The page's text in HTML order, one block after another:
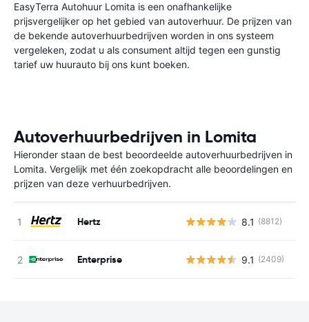
EasyTerra Autohuur Lomita is een onafhankelijke
prijsvergelijker op het gebied van autoverhuur. De prijzen van
de bekende autoverhuurbedrijven worden in ons systeem
vergeleken, zodat u als consument altijd tegen een gunstig
tarief uw huurauto bij ons kunt boeken.
Autoverhuurbedrijven in Lomita
Hieronder staan de best beoordeelde autoverhuurbedrijven in
Lomita. Vergelijk met één zoekopdracht alle beoordelingen en
prijzen van deze verhuurbedrijven.
Hertz 8.1 (8812)
Enterprise 9.1 (2409)